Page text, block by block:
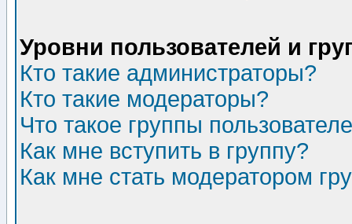
Уровни пользователей и
Кто такие администраторы?
Кто такие модераторы?
Что такое группы
Как мне вступить в группу?
Как мне стать модератором